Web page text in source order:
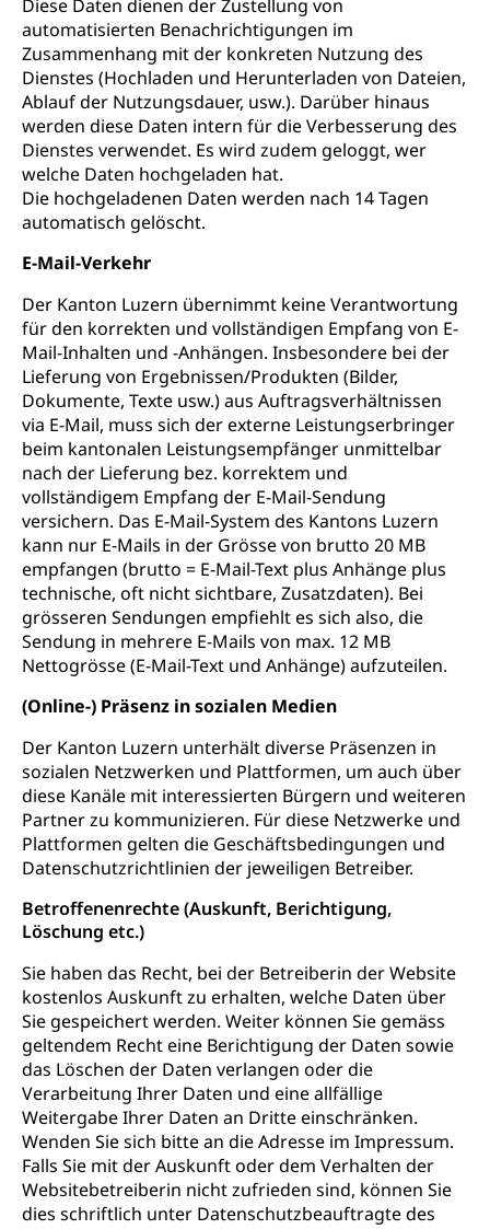
Diese Daten dienen der Zustellung von
automatisierten Benachrichtigungen im
Zusammenhang mit der konkreten Nutzung des
Dienstes (Hochladen und Herunterladen von Dateien,
Ablauf der Nutzungsdauer, usw.). Darüber hinaus
werden diese Daten intern für die Verbesserung des
Dienstes verwendet. Es wird zudem geloggt, wer
welche Daten hochgeladen hat.
Die hochgeladenen Daten werden nach 14 Tagen
automatisch gelöscht.
E-Mail-Verkehr
Der Kanton Luzern übernimmt keine Verantwortung
für den korrekten und vollständigen Empfang von E-
Mail-Inhalten und -Anhängen. Insbesondere bei der
Lieferung von Ergebnissen/Produkten (Bilder,
Dokumente, Texte usw.) aus Auftragsverhältnissen
via E-Mail, muss sich der externe Leistungserbringer
beim kantonalen Leistungsempfänger unmittelbar
nach der Lieferung bez. korrektem und
vollständigem Empfang der E-Mail-Sendung
versichern. Das E-Mail-System des Kantons Luzern
kann nur E-Mails in der Grösse von brutto 20 MB
empfangen (brutto = E-Mail-Text plus Anhänge plus
technische, oft nicht sichtbare, Zusatzdaten). Bei
grösseren Sendungen empfiehlt es sich also, die
Sendung in mehrere E-Mails von max. 12 MB
Nettogrösse (E-Mail-Text und Anhänge) aufzuteilen.
(Online-) Präsenz in sozialen Medien
Der Kanton Luzern unterhält diverse Präsenzen in
sozialen Netzwerken und Plattformen, um auch über
diese Kanäle mit interessierten Bürgern und weiteren
Partner zu kommunizieren. Für diese Netzwerke und
Plattformen gelten die Geschäftsbedingungen und
Datenschutzrichtlinien der jeweiligen Betreiber.
Betroffenenrechte (Auskunft, Berichtigung,
Löschung etc.)
Sie haben das Recht, bei der Betreiberin der Website
kostenlos Auskunft zu erhalten, welche Daten über
Sie gespeichert werden. Weiter können Sie gemäss
geltendem Recht eine Berichtigung der Daten sowie
das Löschen der Daten verlangen oder die
Verarbeitung Ihrer Daten und eine allfällige
Weitergabe Ihrer Daten an Dritte einschränken.
Wenden Sie sich bitte an die Adresse im Impressum.
Falls Sie mit der Auskunft oder dem Verhalten der
Websitebetreiberin nicht zufrieden sind, können Sie
dies schriftlich unter Datenschutzbeauftragte des